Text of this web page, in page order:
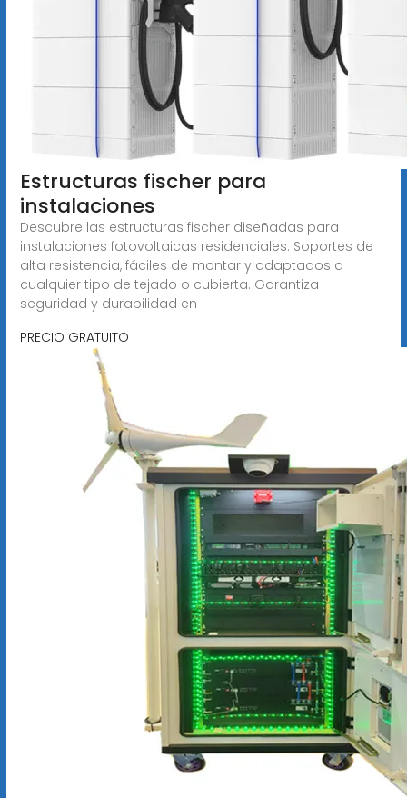
Estructuras fischer para
instalaciones
Descubre las estructuras fischer diseñadas para
instalaciones fotovoltaicas residenciales. Soportes de
alta resistencia, fáciles de montar y adaptados a
cualquier tipo de tejado o cubierta. Garantiza
seguridad y durabilidad en
PRECIO GRATUITO